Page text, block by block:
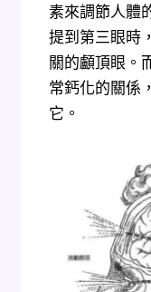
素來調節人體
提到第三眼時
關的顱頂眼。
常鈣化的關係
它。